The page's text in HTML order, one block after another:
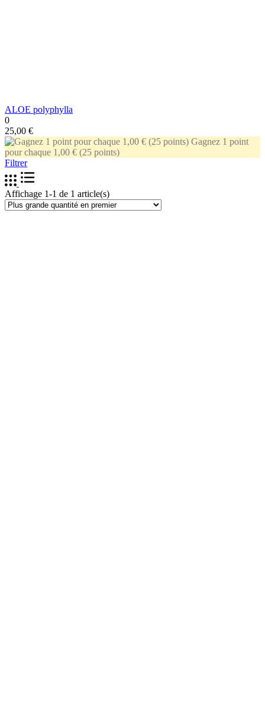
ALOE polyphylla
0
25,00 €
Gagnez 1 point
pour chaque 1,00 € (25 points)
Filtrer
Affichage 1-1 de 1 article(s)